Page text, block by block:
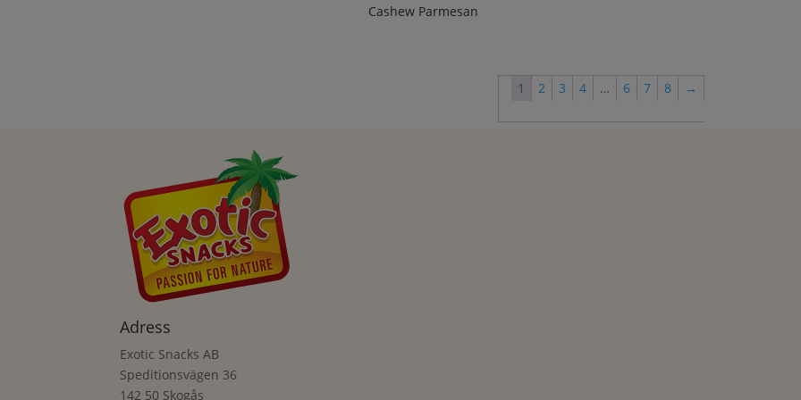
Cashew Parmesan
1 2 3 4 … 6 7 8 →
Adress
Exotic Snacks AB
Speditionsvägen 36
142 50 Skogås